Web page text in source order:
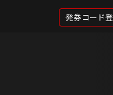
発券コード